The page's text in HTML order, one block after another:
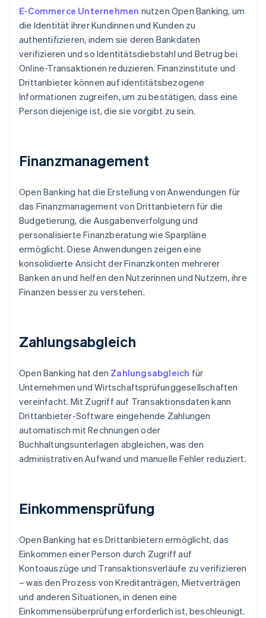
E-Commerce Unternehmen nutzen Open Banking, um
die Identität ihrer Kundinnen und Kunden zu
authentifizieren, indem sie deren Bankdaten
verifizieren und so Identitätsdiebstahl und Betrug bei
Online-Transaktionen reduzieren. Finanzinstitute und
Drittanbieter können auf identitätsbezogene
Informationen zugreifen, um zu bestätigen, dass eine
Person diejenige ist, die sie vorgibt zu sein.
Finanzmanagement
Open Banking hat die Erstellung von Anwendungen für
das Finanzmanagement von Drittanbietern für die
Budgetierung, die Ausgabenverfolgung und
personalisierte Finanzberatung wie Sparpläne
ermöglicht. Diese Anwendungen zeigen eine
konsolidierte Ansicht der Finanzkonten mehrerer
Banken an und helfen den Nutzerinnen und Nutzern, ihre
Finanzen besser zu verstehen.
Zahlungsabgleich
Open Banking hat den Zahlungsabgleich für
Unternehmen und Wirtschaftsprüfunggesellschaften
vereinfacht. Mit Zugriff auf Transaktionsdaten kann
Drittanbieter-Software eingehende Zahlungen
automatisch mit Rechnungen oder
Buchhaltungsunterlagen abgleichen, was den
administrativen Aufwand und manuelle Fehler reduziert.
Einkommensprüfung
Open Banking hat es Drittanbietern ermöglicht, das
Einkommen einer Person durch Zugriff auf
Kontoauszüge und Transaktionsverläufe zu verifizieren
– was den Prozess von Kreditanträgen, Mietverträgen
und anderen Situationen, in denen eine
Einkommensüberprüfung erforderlich ist, beschleunigt.